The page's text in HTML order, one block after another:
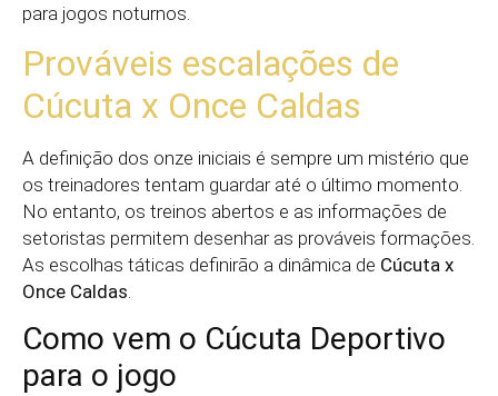
para jogos noturnos.
Prováveis escalações de
Cúcuta x Once Caldas
A definição dos onze iniciais é sempre um mistério que
os treinadores tentam guardar até o último momento.
No entanto, os treinos abertos e as informações de
setoristas permitem desenhar as prováveis formações.
As escolhas táticas definirão a dinâmica de Cúcuta x
Once Caldas.
Como vem o Cúcuta Deportivo
para o jogo